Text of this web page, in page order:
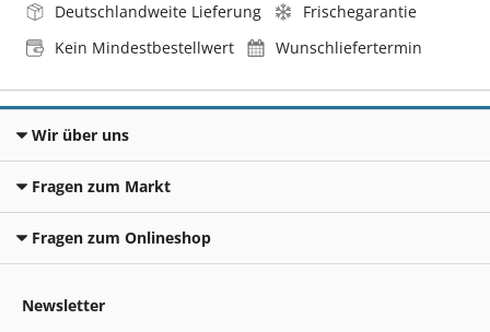
Deutschlandweite Lieferung
Frischegarantie
Kein Mindestbestellwert
Wunschliefertermin
Wir über uns
Fragen zum Markt
Fragen zum Onlineshop
Newsletter